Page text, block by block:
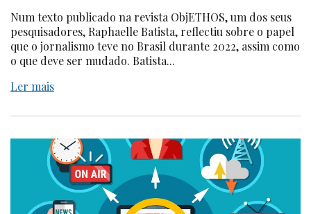
Num texto publicado na revista ObjETHOS, um dos seus
pesquisadores, Raphaelle Batista, reflectiu sobre o papel
que o jornalismo teve no Brasil durante 2022, assim como
o que deve ser mudado. Batista...
Ler mais